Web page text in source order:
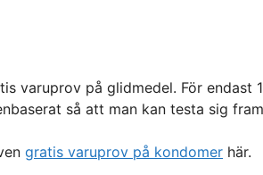
varuprov på glidmedel. För endast
så att man kan testa sig
gratis varuprov på kondomer här.